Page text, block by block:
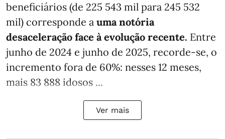
beneficiários (de 225 543 mil para 245 532
mil) corresponde a uma notória
desaceleração face à evolução recente. Entre
junho de 2024 e junho de 2025, recorde-se, o
incremento fora de 60%: nesses 12 meses,
mais 83 888 idosos ...
Ver mais